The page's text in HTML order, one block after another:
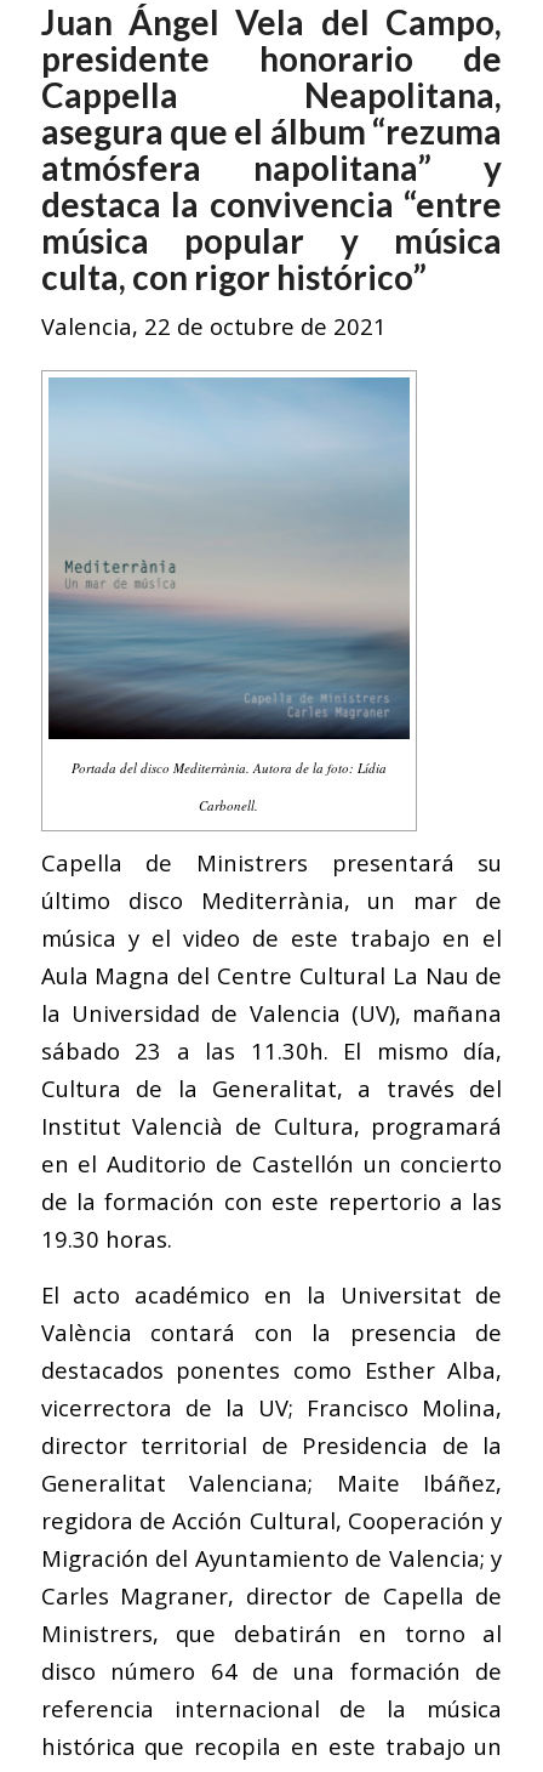
Juan Ángel Vela del Campo,
presidente honorario de
Cappella Neapolitana,
asegura que el álbum “rezuma
atmósfera napolitana” y
destaca la convivencia “entre
música popular y música
culta, con rigor histórico”
Valencia, 22 de octubre de 2021
Portada del disco Mediterrània. Autora de la foto: Lídia
Carbonell.
Capella de Ministrers presentará su
último disco Mediterrània, un mar de
música y el video de este trabajo en el
Aula Magna del Centre Cultural La Nau de
la Universidad de Valencia (UV), mañana
sábado 23 a las 11.30h. El mismo día,
Cultura de la Generalitat, a través del
Institut Valencià de Cultura, programará
en el Auditorio de Castellón un concierto
de la formación con este repertorio a las
19.30 horas.
El acto académico en la Universitat de
València contará con la presencia de
destacados ponentes como Esther Alba,
vicerrectora de la UV; Francisco Molina,
director territorial de Presidencia de la
Generalitat Valenciana; Maite Ibáñez,
regidora de Acción Cultural, Cooperación y
Migración del Ayuntamiento de Valencia; y
Carles Magraner, director de Capella de
Ministrers, que debatirán en torno al
disco número 64 de una formación de
referencia internacional de la música
histórica que recopila en este trabajo un